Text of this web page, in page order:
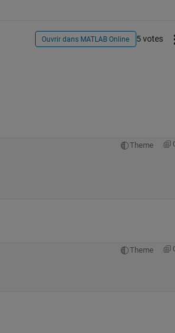
Ouvrir dans MATLAB Online 5 votes
Theme
Theme